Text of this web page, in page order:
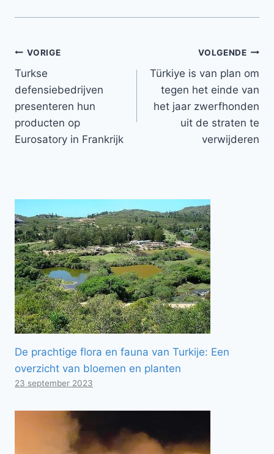
Bericht
navigatie
VORIGE
Turkse
defensiebedrijven
presenteren hun
producten op
Eurosatory in Frankrijk
VOLGENDE
Türkiye is van plan om
tegen het einde van
het jaar zwerfhonden
uit de straten te
verwijderen
De prachtige flora en fauna van Turkije: Een
overzicht van bloemen en planten
23 september 2023